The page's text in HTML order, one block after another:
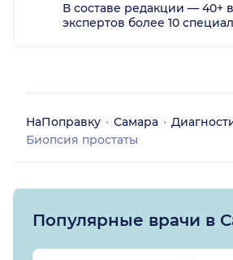
В составе редакции — 40+
экспертов более 10
НаПоправку Самара
Биопсия простаты
Популярные врачи в